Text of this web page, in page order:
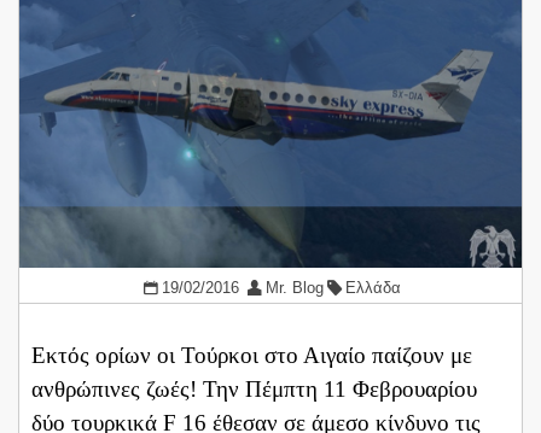
19/02/2016 Mr. Blog Ελλάδα
Εκτός ορίων οι Τούρκοι στο Αιγαίο παίζουν με
ανθρώπινες ζωές! Την Πέμπτη 11 Φεβρουαρίου
δύο τουρκικά F 16 έθεσαν σε άμεσο κίνδυνο τις